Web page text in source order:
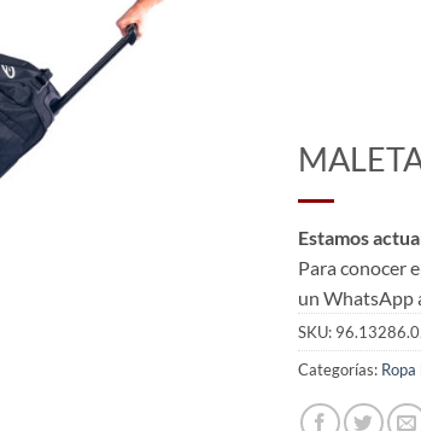
Estamos
Para conocer
un WhatsApp
SKU:
Categorías: